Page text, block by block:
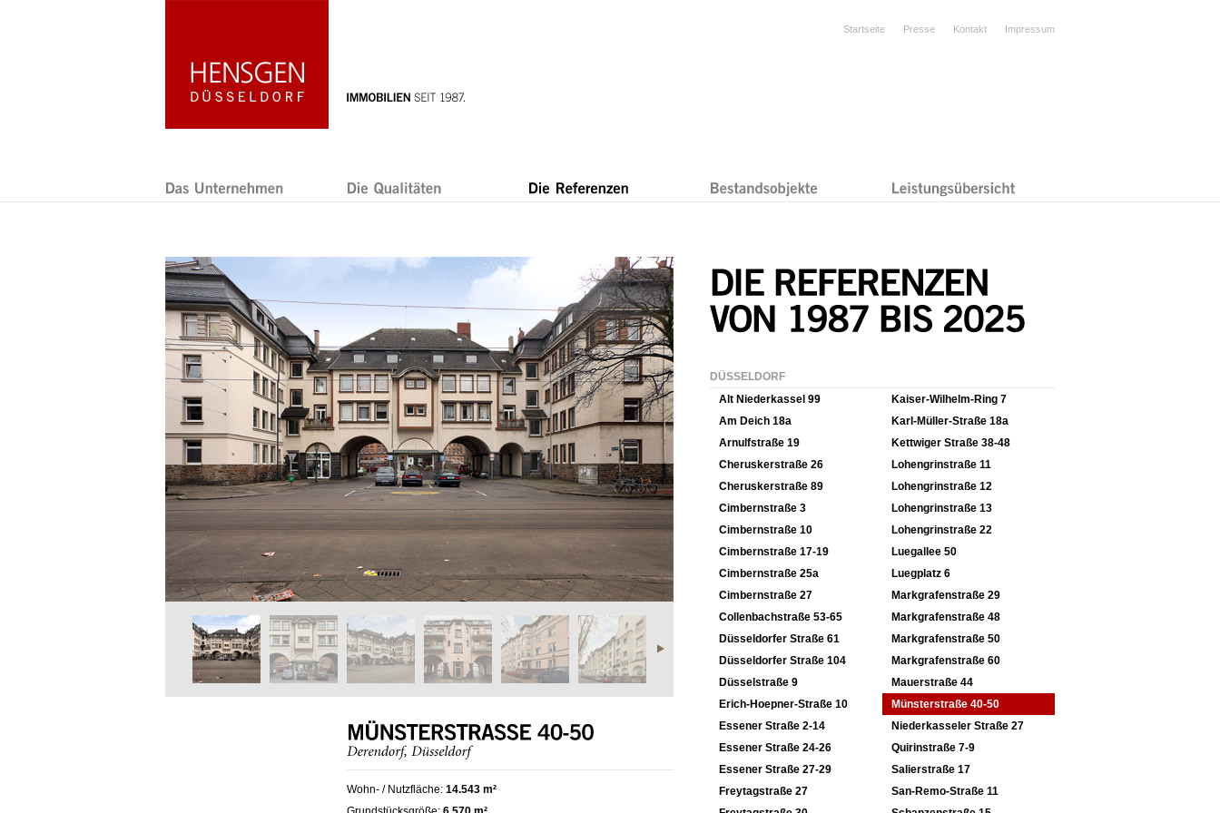
Startseite Presse Kontakt Impressum
Wohn- / Nutzfläche: 14.543 m²
DÜSSELDORF
Alt Niederkassel 99
Am Deich 18a
Arnulfstraße 19
Cheruskerstraße 26
Cheruskerstraße 89
Cimbernstraße 3
Cimbernstraße 10
Cimbernstraße 17-19
Cimbernstraße 25a
Cimbernstraße 27
Collenbachstraße 53-65
Düsseldorfer Straße 61
Düsseldorfer Straße 104
Düsselstraße 9
Erich-Hoepner-Straße 10
Essener Straße 2-14
Essener Straße 24-26
Essener Straße 27-29
Freytagstraße 27
Kaiser-Wilhelm-Ring 7
Karl-Müller-Straße 18a
Kettwiger Straße 38-48
Lohengrinstraße 11
Lohengrinstraße 12
Lohengrinstraße 13
Lohengrinstraße 22
Luegallee 50
Luegplatz 6
Markgrafenstraße 29
Markgrafenstraße 48
Markgrafenstraße 50
Markgrafenstraße 60
Mauerstraße 44
Münsterstraße 40-50
Niederkasseler Straße 27
Quirinstraße 7-9
Salierstraße 17
San-Remo-Straße 11